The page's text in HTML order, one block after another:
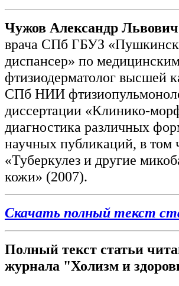
Чужов Александр Львович
врача СПб ГБУЗ
диспансер» по
фтизиодерматолог высшей
СПб НИИ
диссертации «Клинико-
диагностика различных
научных публикаций, в
«Туберкулез и другие
кожи» (2007).
Скачать полный текст
Полный текст статьи
журнала "Холизм и